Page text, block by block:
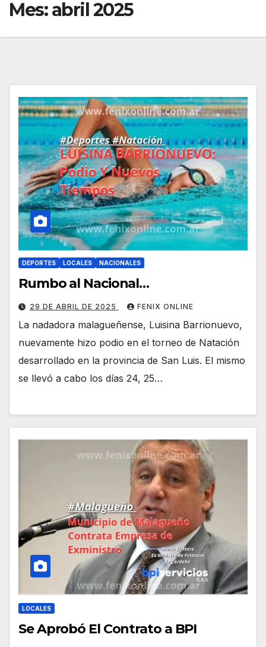
Mes:abril 2025
DEPORTES LOCALES NACIONALES
Rumbo al Nacional…
29 DE ABRIL DE 2025 FENIX ONLINE
La nadadora malagueñense, Luisina Barrionuevo,
nuevamente hizo podio en el torneo de Natación
desarrollado en la provincia de San Luis. El mismo
se llevó a cabo los días 24, 25…
LOCALES
Se Aprobó El Contrato a BPI